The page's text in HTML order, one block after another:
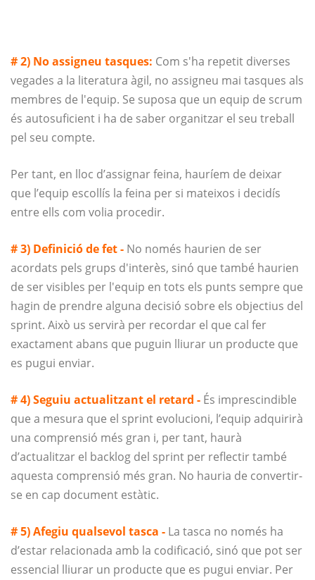
# 2) No assigneu tasques: Com s'ha repetit diverses
vegades a la literatura àgil, no assigneu mai tasques als
membres de l'equip. Se suposa que un equip de scrum
és autosuficient i ha de saber organitzar el seu treball
pel seu compte.
Per tant, en lloc d’assignar feina, hauríem de deixar
que l’equip escollís la feina per si mateixos i decidís
entre ells com volia procedir.
# 3) Definició de fet - No només haurien de ser
acordats pels grups d'interès, sinó que també haurien
de ser visibles per l'equip en tots els punts sempre que
hagin de prendre alguna decisió sobre els objectius del
sprint. Això us servirà per recordar el que cal fer
exactament abans que puguin lliurar un producte que
es pugui enviar.
# 4) Seguiu actualitzant el retard - És imprescindible
que a mesura que el sprint evolucioni, l’equip adquirirà
una comprensió més gran i, per tant, haurà
d’actualitzar el backlog del sprint per reflectir també
aquesta comprensió més gran. No hauria de convertir-
se en cap document estàtic.
# 5) Afegiu qualsevol tasca - La tasca no només ha
d’estar relacionada amb la codificació, sinó que pot ser
essencial lliurar un producte que es pugui enviar. Per